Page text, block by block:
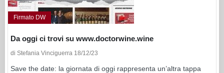
Firmato DW
Da oggi ci trovi su www.doctorwine.wine
di Stefania Vinciguerra 18/12/23
Save the date: la giornata di oggi rappresenta un’altra tappa